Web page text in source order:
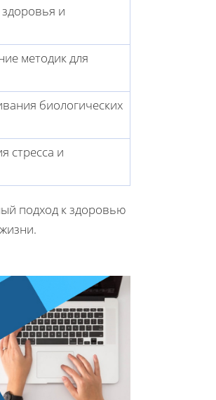
и
методик для
биологических
стресса и
подход к здоровью